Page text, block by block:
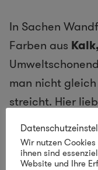
In Sachen
Farben aus
man nicht
streicht. Hier
streichen und
7.
Wir nutzen
ihnen sind
Website und Ihre